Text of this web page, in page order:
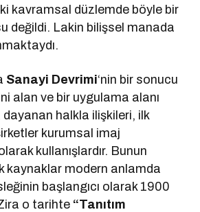
kavramsal düzlemde böyle bir
değildi. Lakin bilişsel manada
Sanayi Devrimi‘nin bir sonucu
alan ve bir uygulama alanı
dayanan halkla ilişkileri, ilk
kurumsal imaj
kullanışlardır. Bunun
kaynaklar modern anlamda
başlangıcı olarak 1900
Zira o tarihte “Tanıtım